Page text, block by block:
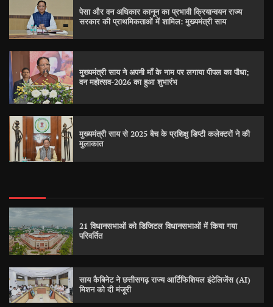
पेसा और वन अधिकार कानून का प्रभावी क्रियान्वयन राज्य
सरकार की प्राथमिकताओं में शामिल: मुख्यमंत्री साय
मुख्यमंत्री साय ने अपनी माँ के नाम पर लगाया पीपल का पौधा;
वन महोत्सव-2026 का हुआ शुभारंभ
मुख्यमंत्री साय से 2025 बैच के प्रशिक्षु डिप्टी कलेक्टरों ने की
मुलाकात
21 विधानसभाओं को डिजिटल विधानसभाओं में किया गया
परिवर्तित
साय कैबिनेट ने छत्तीसगढ़ राज्य आर्टिफिशियल इंटेलिजेंस (AI)
मिशन को दी मंजूरी